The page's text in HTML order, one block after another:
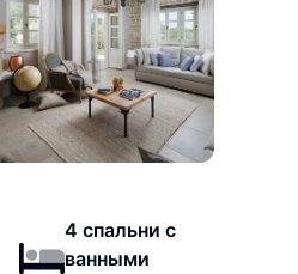
4 спальни с
ванными